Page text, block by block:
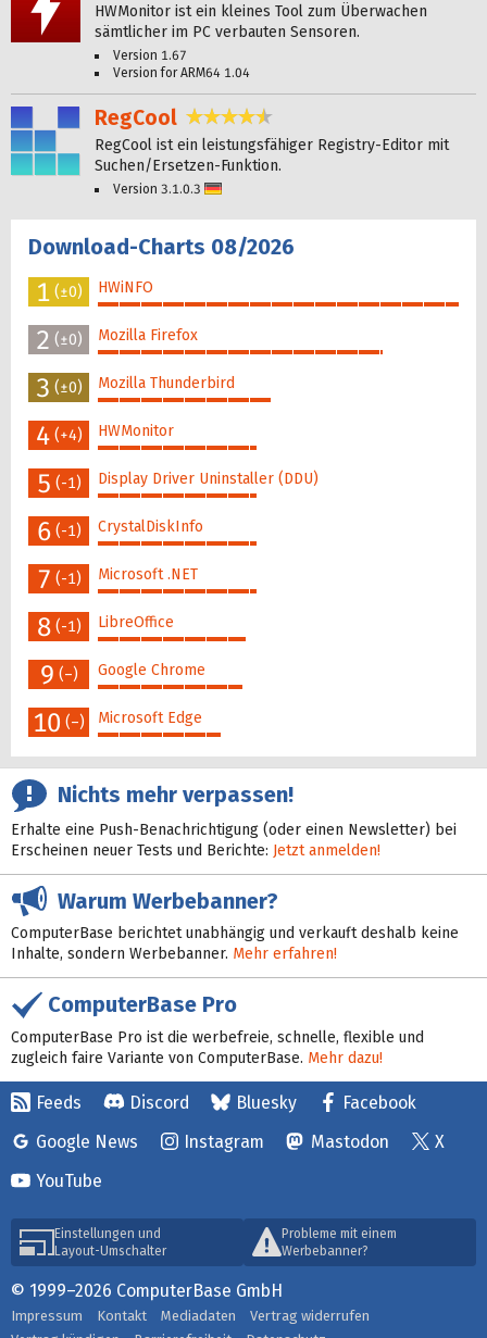
HWMonitor ist ein kleines Tool zum Überwachen
sämtlicher im PC verbauten Sensoren.
Version 1.67
Version for ARM64 1.04
RegCool 4,4 Sterne
RegCool ist ein leistungsfähiger Registry-Editor mit
Suchen/Ersetzen-Funktion.
Version 3.1.0.3
Download-Charts 08/2026
1 (±0) HWiNFO
100%
2 (±0) Mozilla Firefox
79%
3 (±0) Mozilla Thunderbird
48%
4 (+4) HWMonitor
44%
5 (-1) Display Driver Uninstaller (DDU)
44%
6 (-1) CrystalDiskInfo
44%
7 (-1) Microsoft .NET
44%
8 (-1) LibreOffice
41%
9 (–) Google Chrome
40%
10 (–) Microsoft Edge
34%
Nichts mehr verpassen!
Erhalte eine Push-Benachrichtigung (oder einen Newsletter) bei
Erscheinen neuer Tests und Berichte: Jetzt anmelden!
Warum Werbebanner?
ComputerBase berichtet unabhängig und verkauft deshalb keine
Inhalte, sondern Werbebanner. Mehr erfahren!
ComputerBase Pro
ComputerBase Pro ist die werbefreie, schnelle, flexible und
zugleich faire Variante von ComputerBase. Mehr dazu!
Feeds Discord Bluesky
Facebook
Google News
Instagram Mastodon
X
YouTube
Einstellungen und
Layout-Umschalter
Probleme mit einem
Werbebanner?
© 1999–2026 ComputerBase GmbH
Impressum Kontakt Mediadaten
Vertrag widerrufen